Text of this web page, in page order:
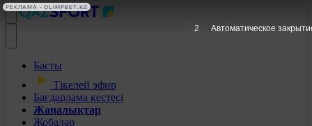
Басты
Тікелей эфир
Бағдарлама кестесі
Жаңалықтар
Жобалар
1 Автоматическое
РЕКЛАМА • OLIMPBET.KZ